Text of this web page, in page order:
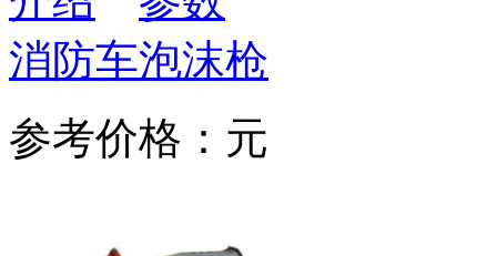
消防车泡沫枪
参考价格：元